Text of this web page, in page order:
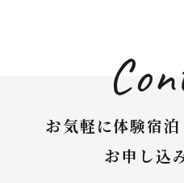
お気軽に体験宿
お申し込